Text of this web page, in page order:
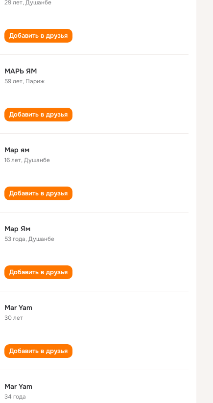
29 лет,Душанбе
Добавить в друзья
МАРЬ ЯМ
59 лет, Париж
Добавить в друзья
Мар ям
16 лет,Душанбе
Добавить в друзья
Мар Ям
53 года,Душанбе
Добавить в друзья
Mar Yam
30 лет
Добавить в друзья
Mar Yam
34 года